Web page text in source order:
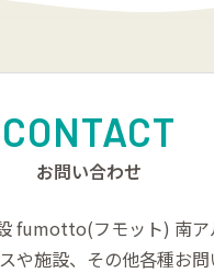
CONTACT
お問い合わせ
fumotto(フモット) 南ア
や施設、その他各種お